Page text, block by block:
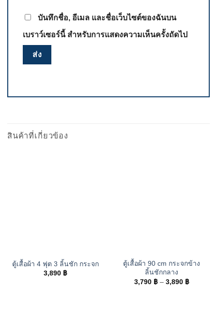
บันทึกชื่อ, อีเมล และชื่อเว็บไซต์ของฉันบน
เบราว์เซอร์นี้ สำหรับการแสดงความเห็นครั้งถัดไป
สินค้าที่เกี่ยวข้อง
ตู้เสื้อผ้า 4 ฟุต 3 ลิ้นชัก กระจก
3,890 ฿
ตู้เสื้อผ้า 90 cm กระจกข้าง
ลิ้นชักกลาง
3,790 ฿ – 3,890 ฿Price